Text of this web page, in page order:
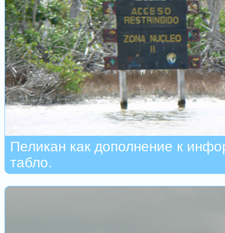
Пеликан как дополнение к
табло.